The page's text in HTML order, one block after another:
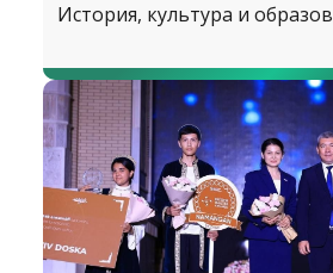
История, культура и